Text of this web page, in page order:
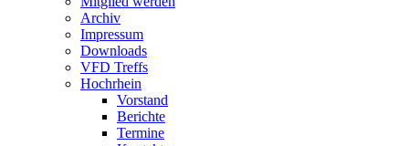
Archiv
Impressum
Downloads
VFD Treffs
Hochrhein
Vorstand
Berichte
Termine